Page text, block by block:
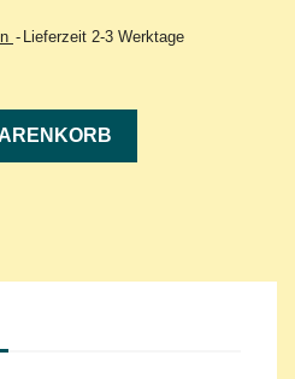
Lieferzeit 2-3 Werktage